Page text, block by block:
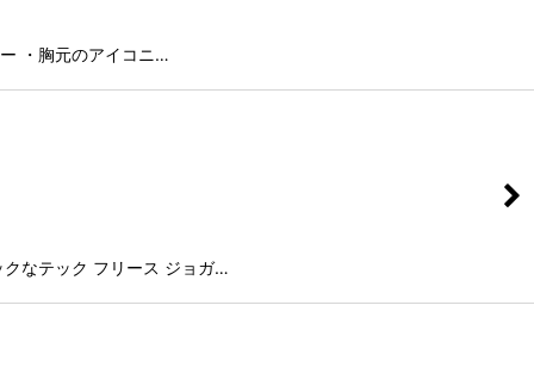
・胸元のアイコニ…
なテック フリース ジョガ…